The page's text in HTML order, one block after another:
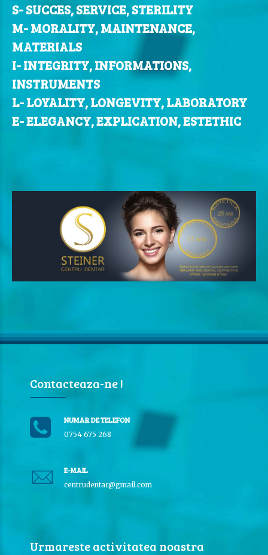
S- SUCCES, SERVICE, STERILITY
M- MORALITY, MAINTENANCE,
MATERIALS
I- INTEGRITY, INFORMATIONS,
INSTRUMENTS
L- LOYALITY, LONGEVITY, LABORATORY
E- ELEGANCY, EXPLICATION, ESTETHIC
Contacteaza-ne !
NUMAR DE TELEFON
0754 675 268
E-MAIL
centrudentar@gmail.com
Urmareste activitatea noastra